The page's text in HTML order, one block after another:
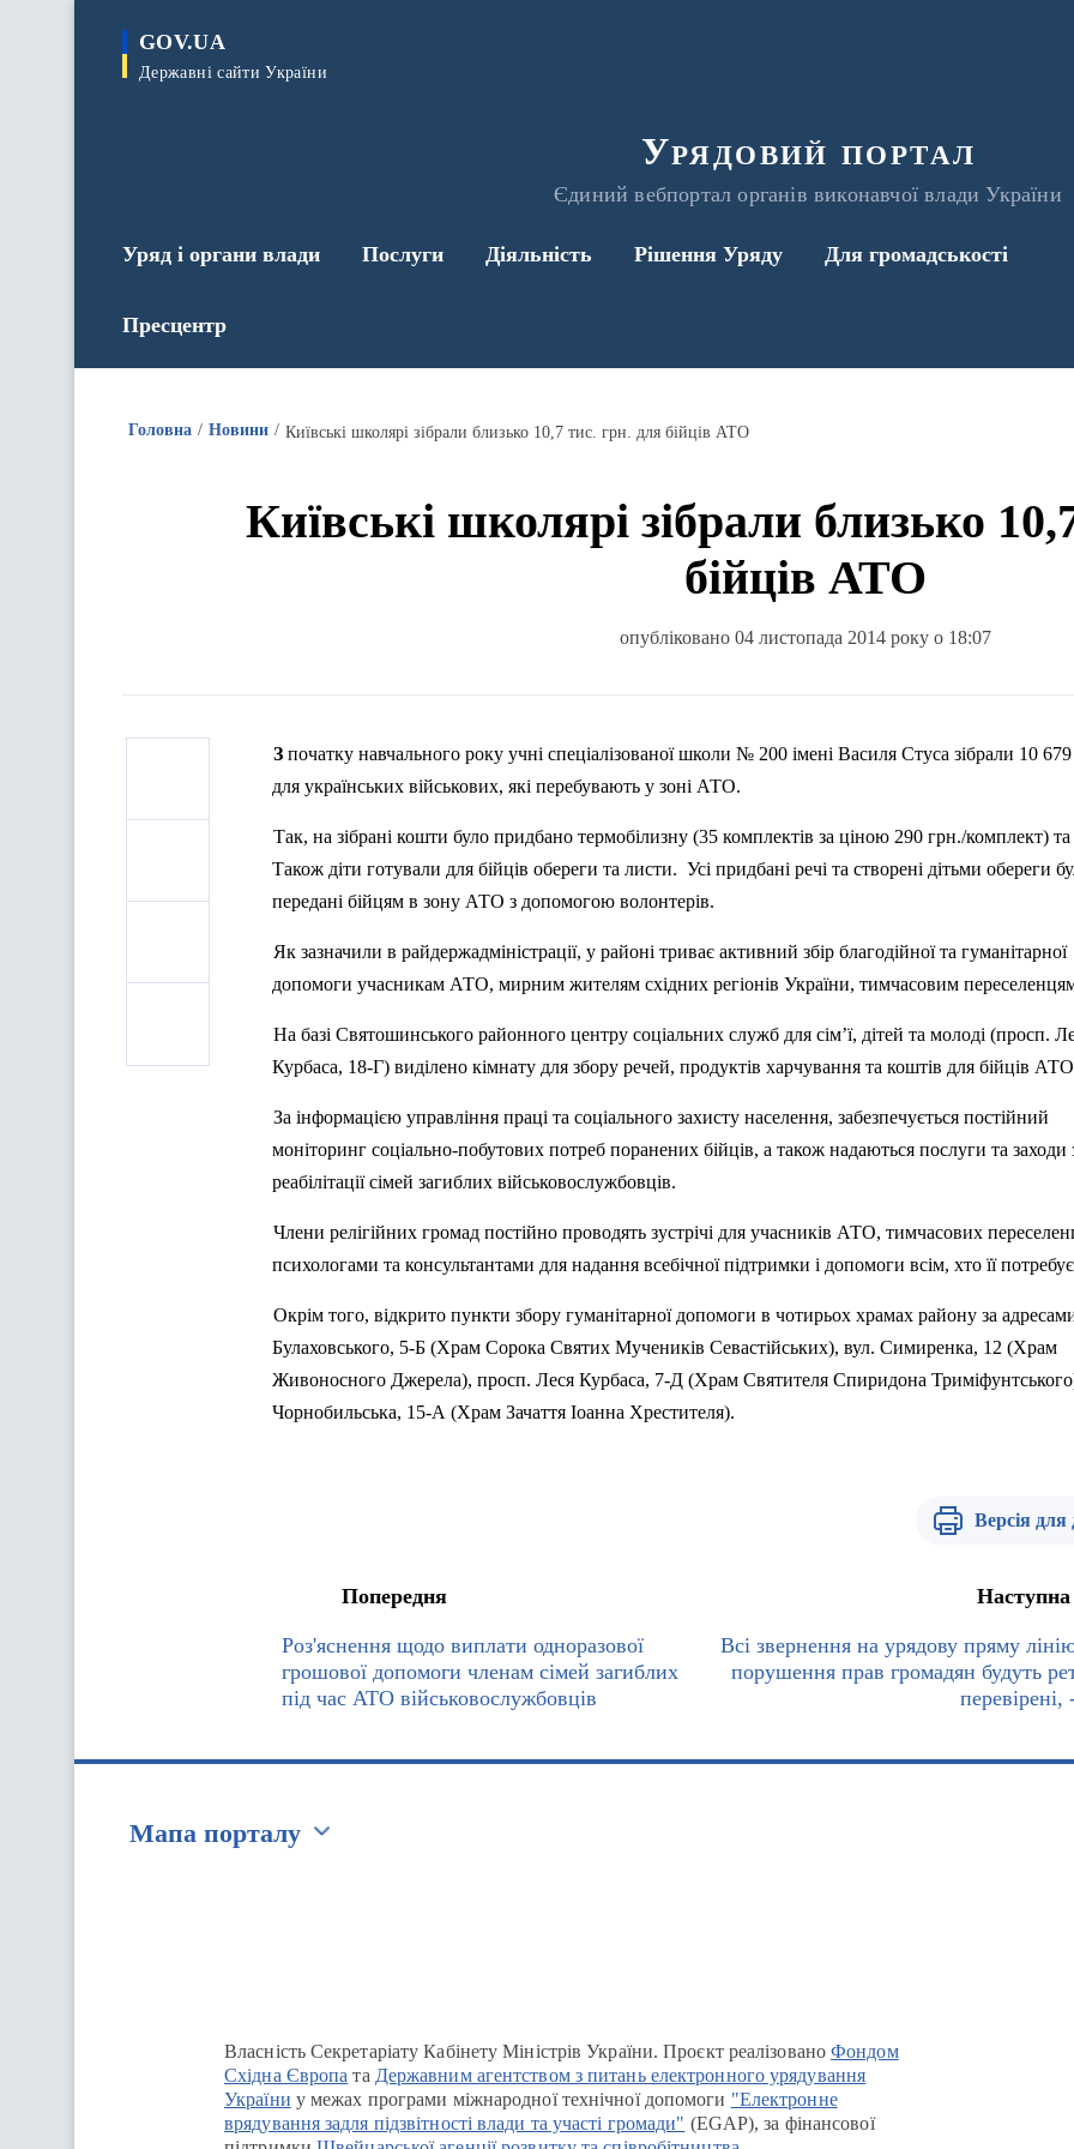
GOV.UA
Державні сайти України
Урядовий портал
Єдиний вебпортал органів виконавчої влади України
Уряд і органи влади Послуги Діяльність Рішення Уряду Для громадськості
Пресцентр
Головна Новини Київські школярі зібрали близько 10,7 тис. грн. для бійців АТО
Київські школярі зібрали близько
бійців АТО
опубліковано 04 листопада 2014 року о 18:07
З початку навчального року учні спеціалізованої школи № 200 імені Василя Стуса зібрали 10 679 грн.
для українських військових, які перебувають у зоні АТО.
Так, на зібрані кошти було придбано термобілизну (35 комплектів за ціною 290 грн./комплект) та
Також діти готували для бійців обереги та листи. Усі придбані речі та створені дітьми обереги
передані бійцям в зону АТО з допомогою волонтерів.
Як зазначили в райдержадміністрації, у районі триває активний збір благодійної та гуманітарної
допомоги учасникам АТО, мирним жителям східних регіонів України, тимчасовим
На базі Святошинського районного центру соціальних служб для сім’ї, дітей та молоді (просп.
Курбаса, 18-Г) виділено кімнату для збору речей, продуктів харчування та коштів для бійців
За інформацією управління праці та соціального захисту населення, забезпечується постійний
моніторинг соціально-побутових потреб поранених бійців, а також надаються послуги та заходи
реабілітації сімей загиблих військовослужбовців.
Члени релігійних громад постійно проводять зустрічі для учасників АТО, тимчасових
психологами та консультантами для надання всебічної підтримки і допомоги всім, хто її
Окрім того, відкрито пункти збору гуманітарної допомоги в чотирьох храмах району за
Булаховського, 5-Б (Храм Сорока Святих Мучеників Севастійських), вул. Симиренка, 12 (Храм
Живоносного Джерела), просп. Леся Курбаса, 7-Д (Храм Святителя Спиридона Триміфунтського
Чорнобильська, 15-А (Храм Зачаття Іоанна Хрестителя).
Версія для
Попередня
Роз'яснення щодо виплати одноразової
грошової допомоги членам сімей загиблих
під час АТО військовослужбовців
Наступна
Всі звернення на урядову пряму
порушення прав громадян будуть
Мапа порталу
Власність Секретаріату Кабінету Міністрів України. Проєкт реалізованоФондом
Східна Європа та Державним агентством з питань електронного урядування
України у межах програми міжнародної технічної допомоги "Електронне
врядування задля підзвітності влади та участі громади" (EGAP), за фінансової